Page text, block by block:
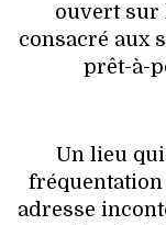
ouvert sur
consacré aux
prêt-à-
Un lieu
fréquentation
adresse